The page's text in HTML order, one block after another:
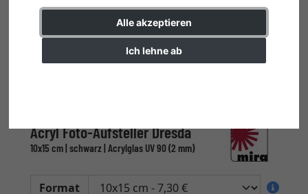
Alle akzeptieren
Ich lehne ab
Acryl Foto-Aufsteller Dresda
10x15 cm | schwarz | Acrylglas UV 90 (2 mm)
Format